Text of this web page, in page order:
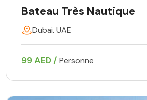
Bateau Très Nautique
Dubai, UAE
99 AED / Personne